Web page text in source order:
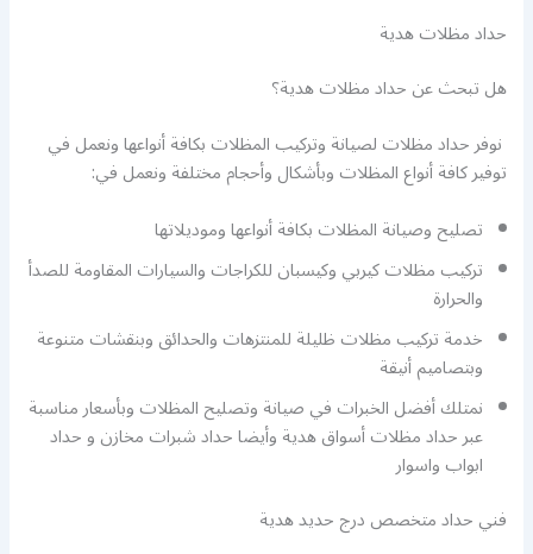
حداد مظلات هدية
هل تبحث عن حداد مظلات هدية؟
نوفر حداد مظلات لصيانة وتركيب المظلات بكافة أنواعها ونعمل في
توفير كافة أنواع المظلات وبأشكال وأحجام مختلفة ونعمل في:
تصليح وصيانة المظلات بكافة أنواعها وموديلاتها
تركيب مظلات كيربي وكيسبان للكراجات والسيارات المقاومة للصدأ
والحرارة
خدمة تركيب مظلات ظليلة للمنتزهات والحدائق وبنقشات متنوعة
وبتصاميم أنيقة
نمتلك أفضل الخبرات في صيانة وتصليح المظلات وبأسعار مناسبة
عبر حداد مظلات أسواق هدية وأيضا حداد شبرات مخازن و حداد
ابواب واسوار
فني حداد متخصص درج حديد هدية